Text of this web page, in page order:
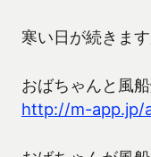
寒い日が続きま
おばちゃんと風
http://m-app.jp/